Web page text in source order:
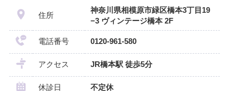
住所
神奈川県相模原市緑区橋本3丁目19
−3 ヴィンテージ橋本 2F
電話番号 0120-961-580
アクセス JR橋本駅 徒歩5分
休診日 不定休